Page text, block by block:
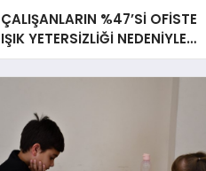
ÇALIŞANLARIN %47’Sİ OFİSTE
IŞIK YETERSİZLİĞİ NEDENİYLE
YORGUN HİSSEDİYOR